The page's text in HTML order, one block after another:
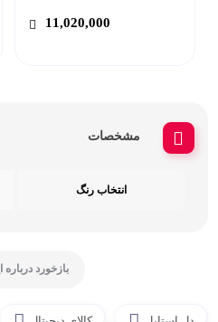
11,020,000
مشخصات
انتخاب رنگ
بازخورد درباره